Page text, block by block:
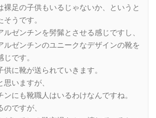
裸足の子供もいるじゃないか、というと
うです。
ルゼンチンを髣髴とさせる感じですし、
ルゼンチンのユニークなデザインの靴を
です。
に靴が送られていきます。
いますが、
ンにも靴職人はいるわけなんですね。
のですが、